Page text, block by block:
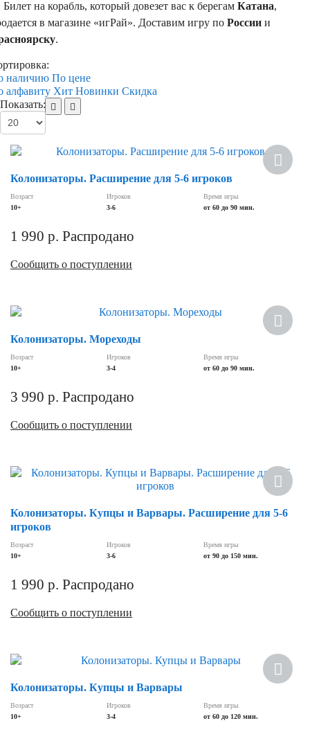
на корабль, который довезет вас к берегам Катана,
в магазине «игРай». Доставим игру по России и
.
наличию По цене
алфавиту Хит Новинки Скидка
Показать:
Колонизаторы. Расширение для 5-6 игроков
Возраст
10+
Игроков
3-6
Время игры
от 60 до 90 мин.
1 990 р. Распродано
Сообщить о поступлении
Колонизаторы. Мореходы
Возраст
10+
Игроков
3-4
Время игры
от 60 до 90 мин.
3 990 р. Распродано
Сообщить о поступлении
Колонизаторы. Купцы и Варвары. Расширение для 5-6
игроков
Возраст
10+
Игроков
3-6
Время игры
от 90 до 150 мин.
1 990 р. Распродано
Сообщить о поступлении
Колонизаторы. Купцы и Варвары
Возраст
10+
Игроков
3-4
Время игры
от 60 до 120 мин.